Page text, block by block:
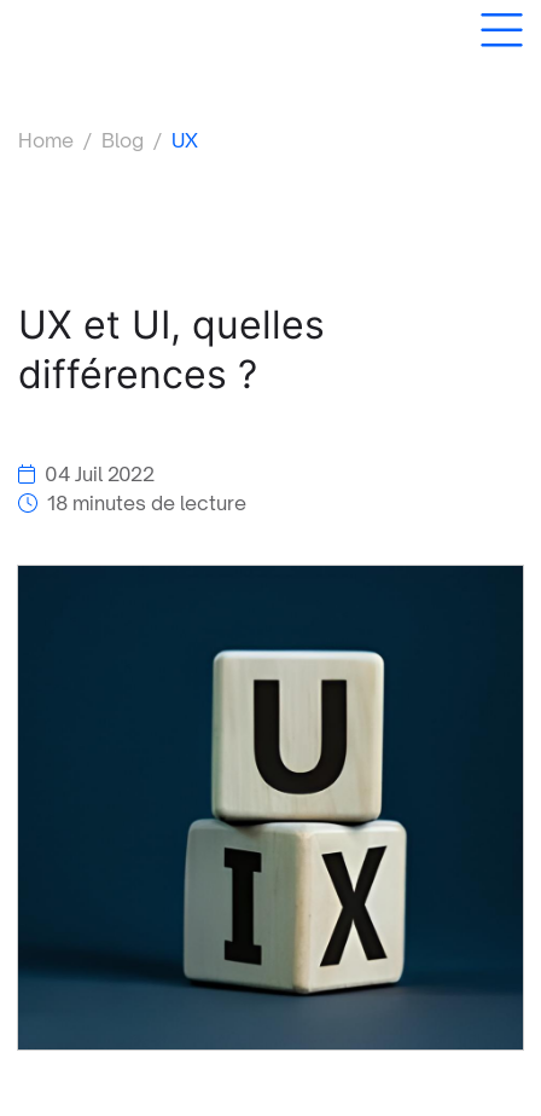
Home / Blog / UX
UX et UI, quelles
différences ?
04 Juil 2022
18 minutes de lecture